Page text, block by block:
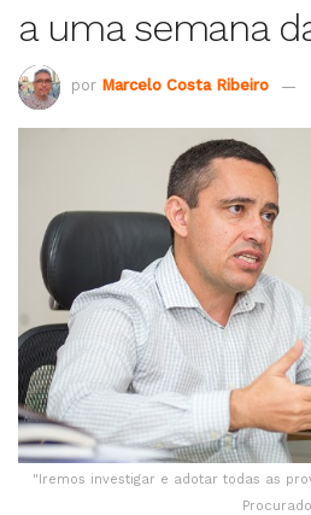
a uma semana
por Marcelo Costa Ribeiro
"Iremos investigar e adotar todas as